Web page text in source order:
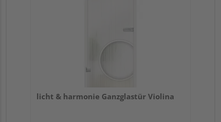
licht & harmonie Ganzglastür Violina